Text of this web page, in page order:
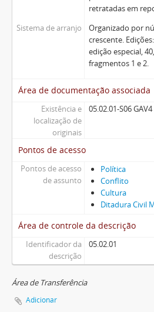
retratadas em
Sistema de arranjo
Organizado por
crescente.
edição especial,
fragmentos 1 e 2.
Área de documentação associada
Existência e
localização de
originais
05.02.01-S06
Pontos de acesso
Pontos de acesso
de assunto
Política
Conflito
Cultura
Ditadura Civil
Área de controle da descrição
Identificador da
descrição
05.02.01
Área de Transferência
Adicionar